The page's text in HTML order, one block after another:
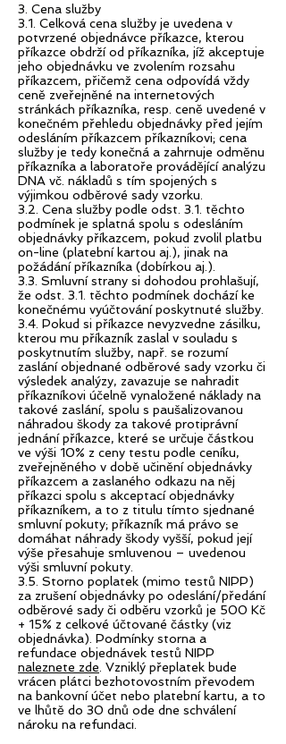
3. Cena služby
3.1. Celková cena služby je uvedena v
potvrzené objednávce příkazce, kterou
příkazce obdrží od příkazníka, jíž akceptuje
jeho objednávku ve zvolením rozsahu
příkazcem, přičemž cena odpovídá vždy
ceně zveřejněné na internetových
stránkách příkazníka, resp. ceně uvedené v
konečném přehledu objednávky před jejím
odesláním příkazcem příkazníkovi; cena
služby je tedy konečná a zahrnuje odměnu
příkazníka a laboratoře provádějící analýzu
DNA vč. nákladů s tím spojených s
výjimkou odběrové sady vzorku.
3.2. Cena služby podle odst. 3.1. těchto
podmínek je splatná spolu s odesláním
objednávky příkazcem, pokud zvolil platbu
on-line (platební kartou aj.), jinak na
požádání příkazníka (dobírkou aj.).
3.3. Smluvní strany si dohodou prohlašují,
že odst. 3.1. těchto podmínek dochází ke
konečnému vyúčtování poskytnuté služby.
3.4. Pokud si příkazce nevyzvedne zásilku,
kterou mu příkazník zaslal v souladu s
poskytnutím služby, např. se rozumí
zaslání objednané odběrové sady vzorku či
výsledek analýzy, zavazuje se nahradit
příkazníkovi účelně vynaložené náklady na
takové zaslání, spolu s paušalizovanou
náhradou škody za takové protiprávní
jednání příkazce, které se určuje částkou
ve výši 10% z ceny testu podle ceníku,
zveřejněného v době učinění objednávky
příkazcem a zaslaného odkazu na něj
příkazci spolu s akceptací objednávky
příkazníkem, a to z titulu tímto sjednané
smluvní pokuty; příkazník má právo se
domáhat náhrady škody vyšší, pokud její
výše přesahuje smluvenou – uvedenou
výši smluvní pokuty.
3.5. Storno poplatek (mimo testů NIPP)
za zrušení objednávky po odeslání/předání
odběrové sady či odběru vzorků je 500 Kč
+ 15% z celkové účtované částky (viz
objednávka). Podmínky storna a
refundace objednávek testů NIPP
naleznete zde . Vzniklý přeplatek bude
vrácen plátci bezhotovostním převodem
na bankovní účet nebo platební kartu, a to
ve lhůtě do 30 dnů ode dne schválení
nároku na refundaci.